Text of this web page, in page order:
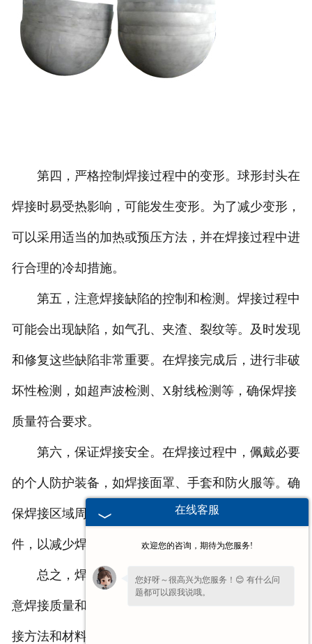
第四，严格控制焊接过程中的变形。球形封头在
焊接时易受热影响，可能发生变形。为了减少变形，
可以采用适当的加热或预压方法，并在焊接过程中进
行合理的冷却措施。
第五，注意焊接缺陷的控制和检测。焊接过程中
可能会出现缺陷，如气孔、夹渣、裂纹等。及时发现
和修复这些缺陷非常重要。在焊接完成后，进行非破
坏性检测，如超声波检测、X射线检测等，确保焊接
质量符合要求。
第六，保证焊接安全。在焊接过程中，佩戴必要
的个人防护装备，如焊接面罩、手套和防火服等。确
保焊接区域周围没有易燃物质，提供良好的通风条
件，以减少焊接产生的有害气体和烟雾的影响。
总之，焊接球形封头需要严格控制焊接参数、注
意焊接质量和安全性。通过准备工作、选择合适的焊
接方法和材料、控制焊接变形、及时修复焊接缺陷以
在线客服
欢迎您的咨询，期待为您服务!
您好呀～很高兴为您服务！😊 有什么问
题都可以跟我说哦。